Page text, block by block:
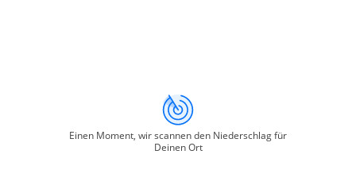
Einen Moment, wir scannen den Niederschlag für
Deinen Ort